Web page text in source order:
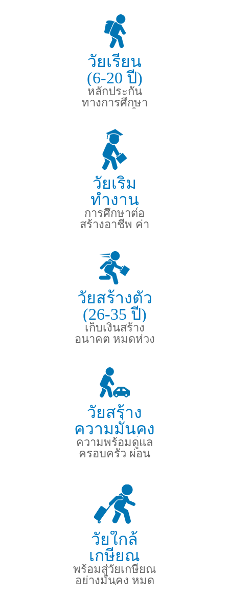
วัยเรียน
(6-20 ปี)
หลักประกัน
ทางการศึกษา
วัยเริ่ม
ทำงาน
(21-25 ปี)
การศึกษาต่อ
สร้างอาชีพ ค่า
วัยสร้างตัว
(26-35 ปี)
เก็บเงินสร้าง
อนาคต หมดห่วง
วัยสร้าง
ความมั่นคง
(36-50 ปี)
ความพร้อมดูแล
ครอบครัว ผ่อน
วัยใกล้
เกษียณ
(51-60 ปี)
พร้อมสู่วัยเกษียณ
อย่างมั่นคง หมด